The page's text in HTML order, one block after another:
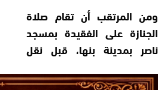
ومن المرتقب أن تقام صلاة
الجنازة على الفقيدة بمسجد
ناصر بمدينة بنها، قبل نقل